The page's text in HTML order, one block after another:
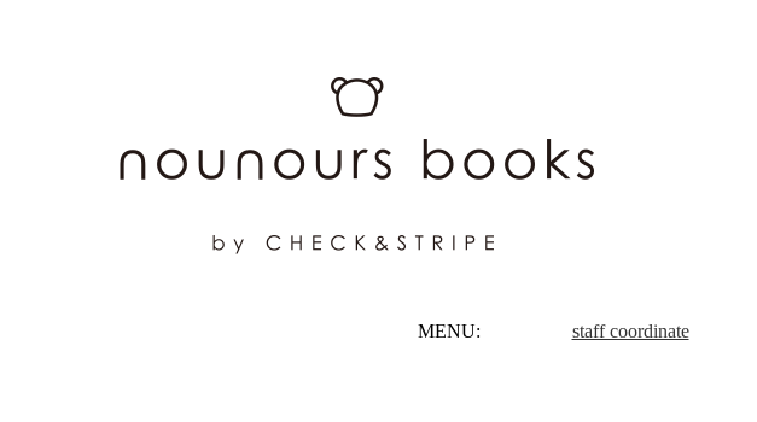
MENU: staff coordinate